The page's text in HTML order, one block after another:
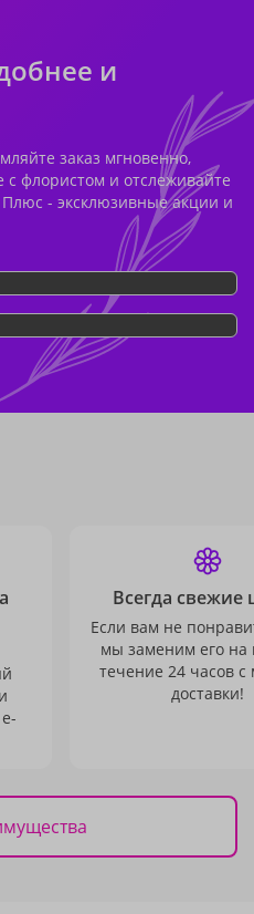
и
заказ мгновенно,
с флористом и отслеживайте
Плюс - эксклюзивные акции и
Всегда свежие
Если вам не
мы заменим его на
течение 24 часов с
доставки!